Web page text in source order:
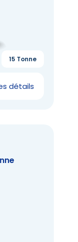
détails
15 Tonne